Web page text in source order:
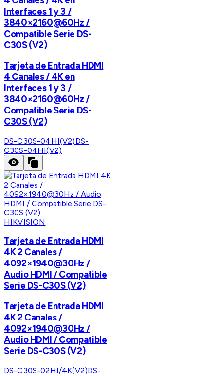
Interfaces 1 y 3 /
3840×2160@60Hz /
Compatible Serie DS-
C30S (V2)
Tarjeta de Entrada HDMI
4 Canales / 4K en
Interfaces 1 y 3 /
3840×2160@60Hz /
Compatible Serie DS-
C30S (V2)
DS-C30S-04HI(V2)DS-
C30S-04HI(V2)
HIKVISION
Tarjeta de Entrada HDMI
4K 2 Canales /
4092×1940@30Hz /
Audio HDMI / Compatible
Serie DS-C30S (V2)
Tarjeta de Entrada HDMI
4K 2 Canales /
4092×1940@30Hz /
Audio HDMI / Compatible
Serie DS-C30S (V2)
DS-C30S-02HI/4K(V2)DS-